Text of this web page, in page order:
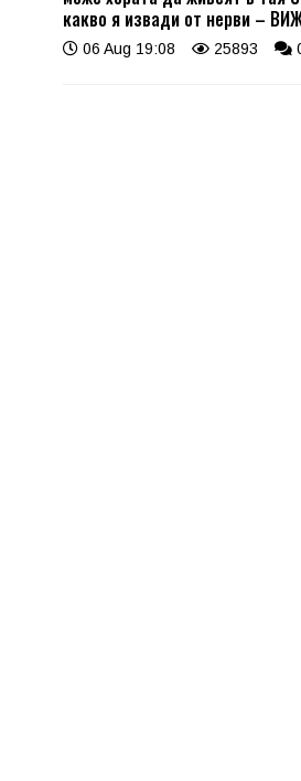
какво я извади от нерви –
06 Aug 19:08 25893